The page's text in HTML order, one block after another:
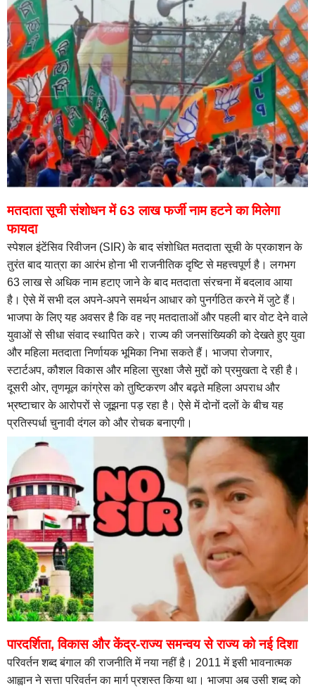
मतदाता सूची संशोधन में 63 लाख फर्जी नाम हटने का मिलेगा
फायदा
स्पेशल इंटेंसिव रिवीजन (SIR) के बाद संशोधित मतदाता सूची के प्रकाशन के
तुरंत बाद यात्रा का आरंभ होना भी राजनीतिक दृष्टि से महत्त्वपूर्ण है। लगभग
63 लाख से अधिक नाम हटाए जाने के बाद मतदाता संरचना में बदलाव आया
है। ऐसे में सभी दल अपने-अपने समर्थन आधार को पुनर्गठित करने में जुटे हैं।
भाजपा के लिए यह अवसर है कि वह नए मतदाताओं और पहली बार वोट देने वाले
युवाओं से सीधा संवाद स्थापित करे। राज्य की जनसांख्यिकी को देखते हुए युवा
और महिला मतदाता निर्णायक भूमिका निभा सकते हैं। भाजपा रोजगार,
स्टार्टअप, कौशल विकास और महिला सुरक्षा जैसे मुद्दों को प्रमुखता दे रही है।
दूसरी ओर, तृणमूल कांग्रेस को तुष्टिकरण और बढ़ते महिला अपराध और
भ्रष्टाचार के आरोपरों से जूझना पड़ रहा है। ऐसे में दोनों दलों के बीच यह
प्रतिस्पर्धा चुनावी दंगल को और रोचक बनाएगी।
पारदर्शिता, विकास और केंद्र-राज्य समन्वय से राज्य को नई दिशा
परिवर्तन शब्द बंगाल की राजनीति में नया नहीं है। 2011 में इसी भावनात्मक
आह्वान ने सत्ता परिवर्तन का मार्ग प्रशस्त किया था। भाजपा अब उसी शब्द को